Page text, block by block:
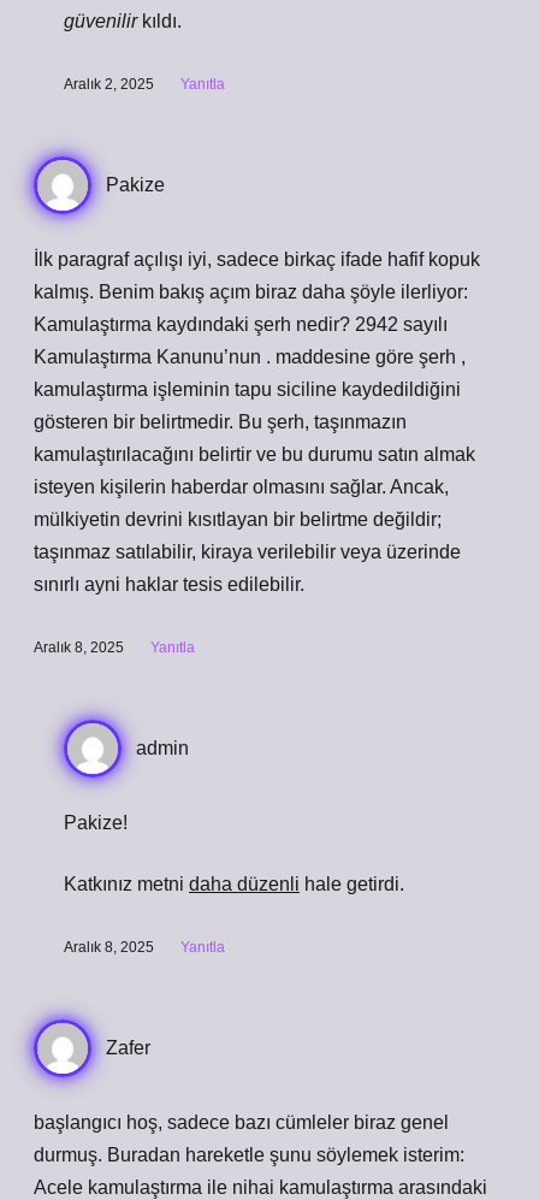
güvenilirkıldı.
Aralık 2, 2025 Yanıtla
Pakize
İlk paragraf açılışı iyi, sadece birkaç ifade hafif kopuk
kalmış. Benim bakış açım biraz daha şöyle ilerliyor:
Kamulaştırma kaydındaki şerh nedir? 2942 sayılı
Kamulaştırma Kanunu’nun . maddesine göre şerh ,
kamulaştırma işleminin tapu siciline kaydedildiğini
gösteren bir belirtmedir. Bu şerh, taşınmazın
kamulaştırılacağını belirtir ve bu durumu satın almak
isteyen kişilerin haberdar olmasını sağlar. Ancak,
mülkiyetin devrini kısıtlayan bir belirtme değildir;
taşınmaz satılabilir, kiraya verilebilir veya üzerinde
sınırlı ayni haklar tesis edilebilir.
Aralık 8, 2025 Yanıtla
admin
Pakize!
Katkınız metni daha düzenli hale getirdi.
Aralık 8, 2025 Yanıtla
Zafer
başlangıcı hoş, sadece bazı cümleler biraz genel
durmuş. Buradan hareketle şunu söylemek isterim:
Acele kamulaştırma ile nihai kamulaştırma arasındaki